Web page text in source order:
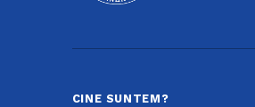
CINE SUNTEM?